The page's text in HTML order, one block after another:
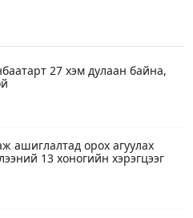
27 хэм дулаан байна,
ашиглалтад орох агуулах
13 хоногийн хэрэгцээг